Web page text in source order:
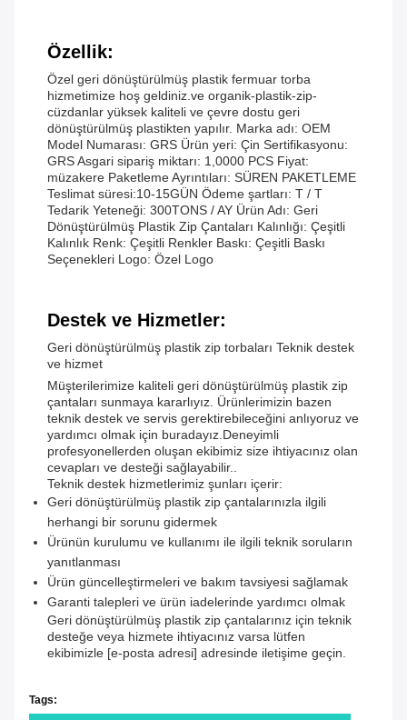
Özellik:
Özel geri dönüştürülmüş plastik fermuar torba
hizmetimize hoş geldiniz.ve organik-plastik-zip-
cüzdanlar yüksek kaliteli ve çevre dostu geri
dönüştürülmüş plastikten yapılır. Marka adı: OEM
Model Numarası: GRS Ürün yeri: Çin Sertifikasyonu:
GRS Asgari sipariş miktarı: 1,0000 PCS Fiyat:
müzakere Paketleme Ayrıntıları: SÜREN PAKETLEME
Teslimat süresi:10-15GÜN Ödeme şartları: T / T
Tedarik Yeteneği: 300TONS / AY Ürün Adı: Geri
Dönüştürülmüş Plastik Zip Çantaları Kalınlığı: Çeşitli
Kalınlık Renk: Çeşitli Renkler Baskı: Çeşitli Baskı
Seçenekleri Logo: Özel Logo
Destek ve Hizmetler:
Geri dönüştürülmüş plastik zip torbaları Teknik destek
ve hizmet
Müşterilerimize kaliteli geri dönüştürülmüş plastik zip
çantaları sunmaya kararlıyız. Ürünlerimizin bazen
teknik destek ve servis gerektirebileceğini anlıyoruz ve
yardımcı olmak için buradayız.Deneyimli
profesyonellerden oluşan ekibimiz size ihtiyacınız olan
cevapları ve desteği sağlayabilir..
Teknik destek hizmetlerimiz şunları içerir:
Geri dönüştürülmüş plastik zip çantalarınızla ilgili
herhangi bir sorunu gidermek
Ürünün kurulumu ve kullanımı ile ilgili teknik soruların
yanıtlanması
Ürün güncelleştirmeleri ve bakım tavsiyesi sağlamak
Garanti talepleri ve ürün iadelerinde yardımcı olmak
Geri dönüştürülmüş plastik zip çantalarınız için teknik
desteğe veya hizmete ihtiyacınız varsa lütfen
ekibimizle [e-posta adresi] adresinde iletişime geçin.
Tags: